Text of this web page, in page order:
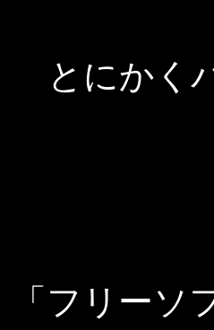
とにかく
「フリー